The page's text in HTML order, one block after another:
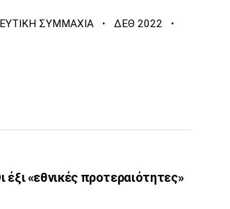
ΣΥΜΜΑΧΙΑ · ΔΕΘ 2022 ·
«εθνικές προτεραιότητες»